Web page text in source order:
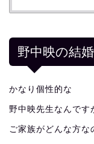
野中映の結
かなり個性的な
野中映先生なんです
ご家族がどんな方な